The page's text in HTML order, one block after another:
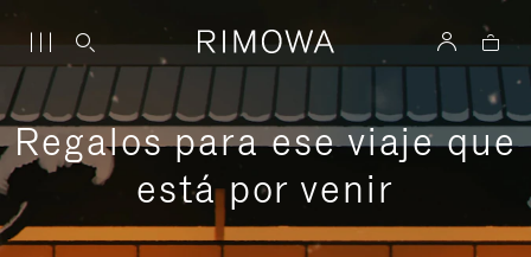
Regalos para ese viaje que
está por venir